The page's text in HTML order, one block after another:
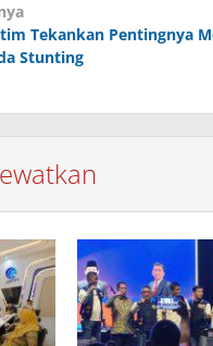
Tekankan Pentingnya
Stunting